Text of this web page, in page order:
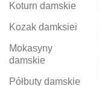
Koturn damskie
Kozak damksiei
Mokasyny
damskie
Półbuty damskie